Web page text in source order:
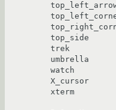
top_side
trek
umbrella
watch
X_cursor
xterm